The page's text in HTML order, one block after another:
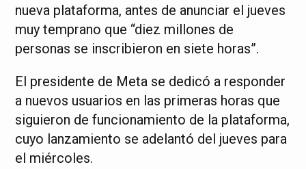
nueva plataforma, antes de anunciar el jueves
muy temprano que “diez millones de
personas se inscribieron en siete horas”.
El presidente de Meta se dedicó a responder
a nuevos usuarios en las primeras horas que
siguieron de funcionamiento de la plataforma,
cuyo lanzamiento se adelantó del jueves para
el miércoles.